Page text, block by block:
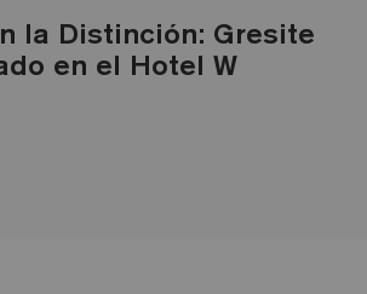
la Distinción: Gresite
en el Hotel W